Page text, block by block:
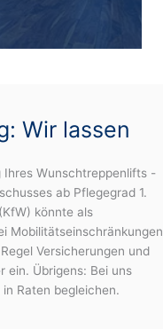
Wir lassen
Ihres Wunschtreppenlifts -
ab Pflegegrad 1.
könnte als
Mobilitätseinschränkungen
Versicherungen und
ein. Übrigens: Bei uns
Raten begleichen.